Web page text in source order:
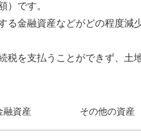
）です。
る金融資産などがどの程度減
税を支払うことができず、土
融資産 その他の資産